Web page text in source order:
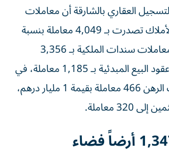
العقاري بالشارقة أن معاملات
شهادات الإفادة عن الأملاك تصدرت بـ 4,049 معاملة بنسبة
استحواذ كبيرة، تلتها معاملات سندات الملكية بـ 3,356
معاملة، ثم معاملات عقود البيع المبدئية بـ 1,185 معاملة، في
حين سجلت معاملات الرهن 466 معاملة بقيمة 1 مليار درهم،
معاملة.